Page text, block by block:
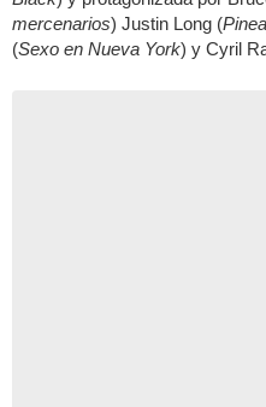
mercenarios) Justin Long (
(Sexo en Nueva York) y Cyril